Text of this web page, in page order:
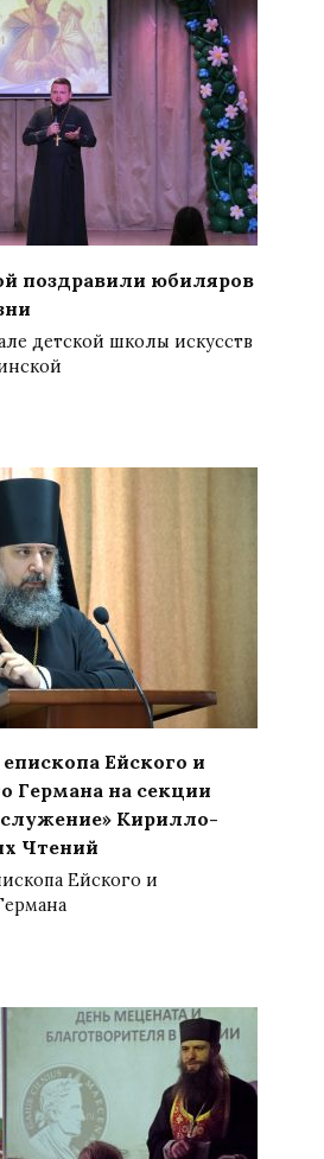
поздравили юбиляров
детской школы искусств
Ейского и
Германа на секции
Кирилло-
Чтений
Ейского и